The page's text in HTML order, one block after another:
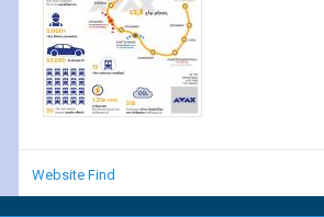
Website Find